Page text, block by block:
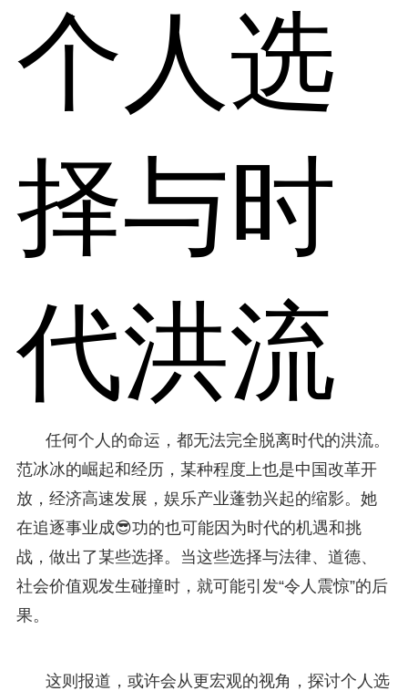
个人选
择与时
代洪流
任何个人的命运，都无法完全脱离时代的洪流。
范冰冰的崛起和经历，某种程度上也是中国改革开
放，经济高速发展，娱乐产业蓬勃兴起的缩影。她
在追逐事业成😎功的也可能因为时代的机遇和挑
战，做出了某些选择。当这些选择与法律、道德、
社会价值观发生碰撞时，就可能引发“令人震惊”的后
果。
这则报道，或许会从更宏观的视角，探讨个人选